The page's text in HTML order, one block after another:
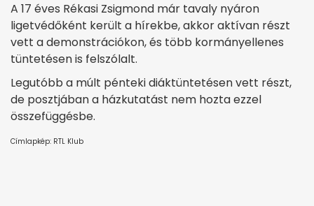
A 17 éves Rékasi Zsigmond már tavaly nyáron
ligetvédőként került a hírekbe, akkor aktívan részt
vett a demonstrációkon, és több kormányellenes
tüntetésen is felszólalt.
Legutóbb a múlt pénteki diáktüntetésen vett részt,
de posztjában a házkutatást nem hozta ezzel
összefüggésbe.
Címlapkép: RTL Klub